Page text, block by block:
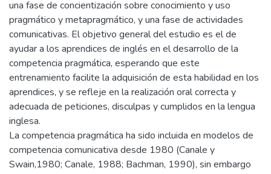
una fase de concientización sobre conocimiento y uso
pragmático y metapragmático, y una fase de actividades
comunicativas. El objetivo general del estudio es el de
ayudar a los aprendices de inglés en el desarrollo de la
competencia pragmática, esperando que este
entrenamiento facilite la adquisición de esta habilidad en los
aprendices, y se refleje en la realización oral correcta y
adecuada de peticiones, disculpas y cumplidos en la lengua
inglesa.
La competencia pragmática ha sido incluida en modelos de
competencia comunicativa desde 1980 (Canale y
Swain,1980; Canale, 1988; Bachman, 1990), sin embargo